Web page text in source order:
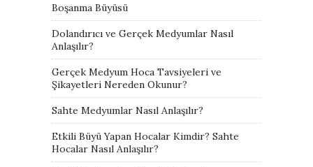
Boşanma Büyüsü
Dolandırıcı ve Gerçek Medyumlar Nasıl
Anlaşılır?
Gerçek Medyum Hoca Tavsiyeleri ve
Şikayetleri Nereden Okunur?
Sahte Medyumlar Nasıl Anlaşılır?
Etkili Büyü Yapan Hocalar Kimdir? Sahte
Hocalar Nasıl Anlaşılır?